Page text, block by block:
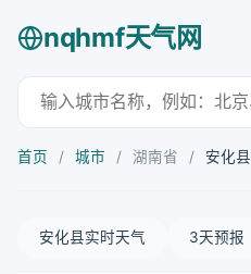
nqhmf天气网
首页 / 城市 / 湖南省 / 安化
安化县实时天气 3天预报